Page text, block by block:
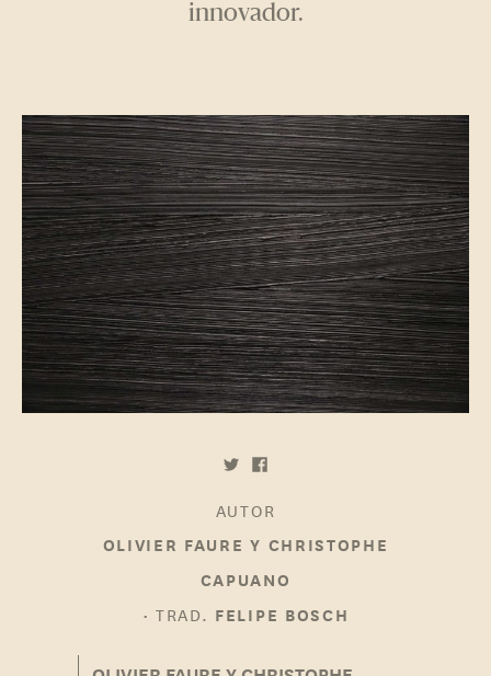
innovador.
AUTOR
OLIVIER FAURE Y CHRISTOPHE
CAPUANO
• TRAD. FELIPE BOSCH